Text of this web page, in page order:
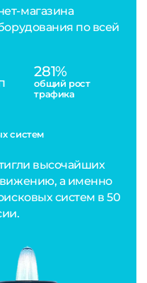
магазина
по всей
281%
общий рост
трафика
систем
высочайших
а именно
систем в 50